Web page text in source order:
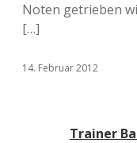
Noten getrieben
[…]
14. Februar 2012
Trainer